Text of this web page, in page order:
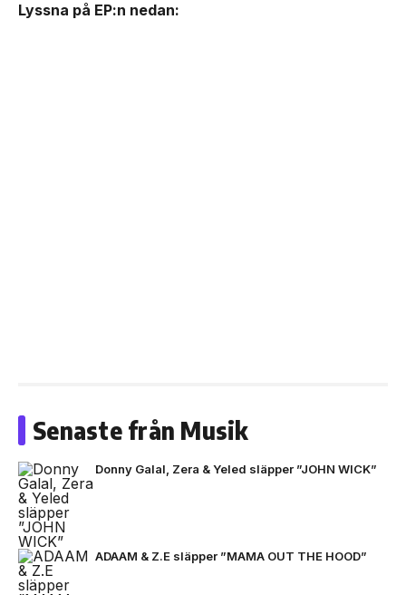
Lyssna på EP:n nedan:
Senaste från Musik
Donny Galal, Zera & Yeled släpper ”JOHN WICK”
ADAAM & Z.E släpper ”MAMA OUT THE HOOD”